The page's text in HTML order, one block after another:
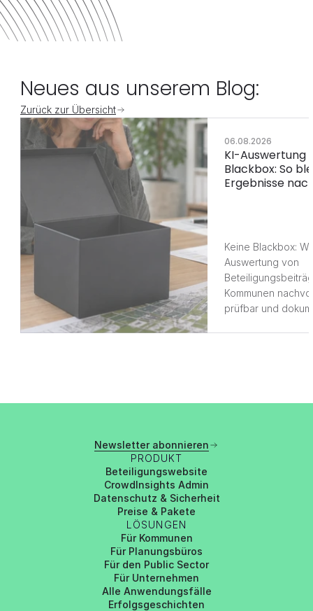
Neues aus unserem Blog:
Zurück zur Übersicht
06.08.2026
KI-Auswertung
Blackbox: So
Ergebnisse
Keine Blackbox:
Auswertung von
Kommunen
prüfbar und
Newsletter abonnieren
PRODUKT
Beteiligungswebsite
CrowdInsights Admin
Datenschutz & Sicherheit
Preise & Pakete
LÖSUNGEN
Für Kommunen
Für Planungsbüros
Für den Public Sector
Für Unternehmen
Alle Anwendungsfälle
Erfolgsgeschichten